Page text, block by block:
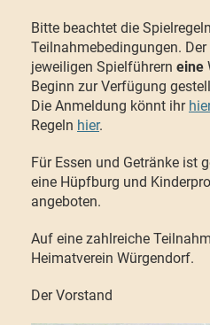
Bitte beachtet die
Teilnahmebedingungen.
jeweiligen Spielführern eine
Beginn zur Verfügung
Die Anmeldung könnt ihr
Regeln hier.
Für Essen und Getränke ist
eine Hüpfburg und
angeboten.
Auf eine zahlreiche
Heimatverein Würgendorf.
Der Vorstand